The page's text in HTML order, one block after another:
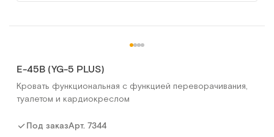
E-45B (YG-5 PLUS)
Кровать функциональная с функцией переворачивания,
туалетом и кардиокреслом
Под заказАрт. 7344